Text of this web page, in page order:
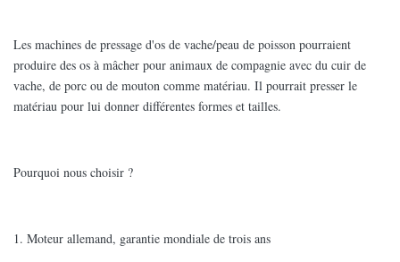
Les machines de pressage d'os de vache/peau de poisson pourraient
produire des os à mâcher pour animaux de compagnie avec du cuir de
vache, de porc ou de mouton comme matériau. Il pourrait presser le
matériau pour lui donner différentes formes et tailles.
Pourquoi nous choisir ?
1. Moteur allemand, garantie mondiale de trois ans